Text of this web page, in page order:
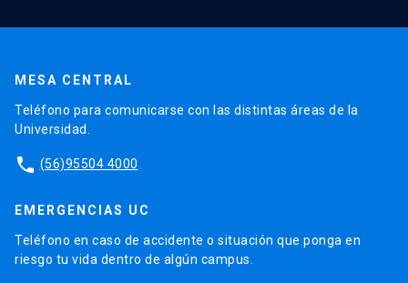
MESA CENTRAL
Teléfono para comunicarse con las distintas áreas de la
Universidad.
phone (56)95504 4000
EMERGENCIAS UC
Teléfono en caso de accidente o situación que ponga en
riesgo tu vida dentro de algún campus.